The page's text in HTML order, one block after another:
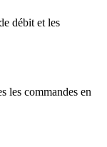
débit et les
les commandes en